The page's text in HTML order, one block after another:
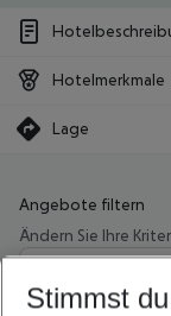
Hotelmerkmale
Lage
Angebote filtern
Ändern Sie Ihre
Wähle deinen
Beliebiger
Stimmst